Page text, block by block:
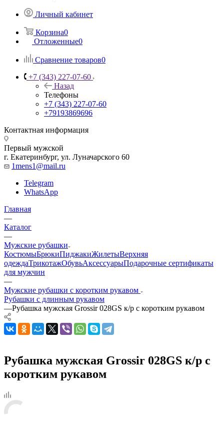
Личный кабинет
Корзина0
Отложенные0
Сравнение товаров0
+7 (343) 227-07-60
Назад
Телефоны
+7 (343) 227-07-60
+79193869696
Контактная информация
Первый мужской
г. Екатеринбург, ул. Луначарского 60
1mens1@mail.ru
Telegram
WhatsApp
Главная
—
Каталог
—
Мужские рубашки
КостюмыБрюкиПиджакиЖилетыВерхняя
одеждаТрикотажОбувьАксессуарыПодарочные сертификаты
для мужчин
—
Мужские рубашки с коротким рукавом
Рубашки с длинным рукавом
—Рубашка мужская Grossir 028GS к/р с коротким рукавом
Рубашка мужская Grossir 028GS к/р с
коротким рукавом